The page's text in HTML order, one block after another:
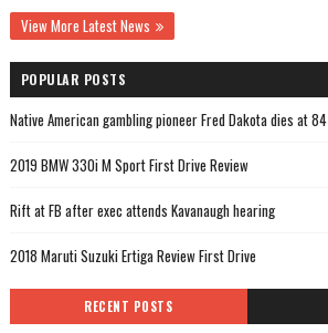
View More Latest News
POPULAR POSTS
Native American gambling pioneer Fred Dakota dies at 84
2019 BMW 330i M Sport First Drive Review
Rift at FB after exec attends Kavanaugh hearing
2018 Maruti Suzuki Ertiga Review First Drive
RECENT POSTS